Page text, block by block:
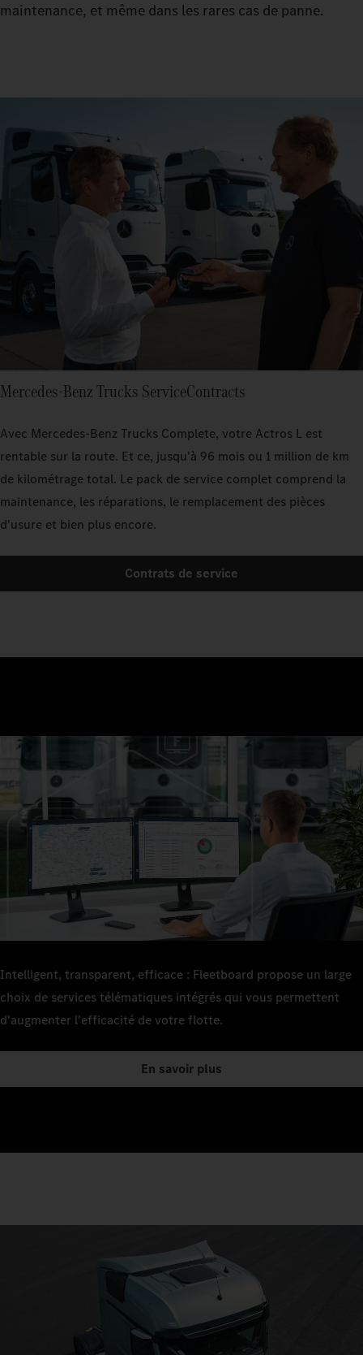
maintenance, et même dans les rares cas de panne.
Mercedes‑Benz Trucks ServiceContracts
Avec Mercedes‑Benz Trucks Complete, votre Actros L est
rentable sur la route. Et ce, jusqu'à 96 mois ou 1 million de km
de kilométrage total. Le pack de service complet comprend la
maintenance, les réparations, le remplacement des pièces
d'usure et bien plus encore.
Contrats de service
Intelligent, transparent, efficace : Fleetboard propose un large
choix de services télématiques intégrés qui vous permettent
d'augmenter l'efficacité de votre flotte.
En savoir plus